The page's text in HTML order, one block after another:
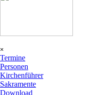
×
Termine
Personen
Kirchenführer
Sakramente
Download